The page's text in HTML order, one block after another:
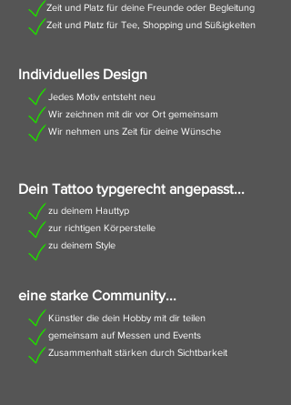
Zeit und Platz für deine Freunde oder Begleitung
Zeit und Platz für Tee, Shopping und Süßigkeiten
Individuelles Design
Jedes Motiv entsteht neu
Wir zeichnen mit dir vor Ort gemeinsam
Wir nehmen uns Zeit für deine Wünsche
Dein Tattoo typgerecht angepasst...
zu deinem Hauttyp
zur richtigen Körperstelle
zu deinem Style
eine starke Community...
Künstler die dein Hobby mit dir teilen
gemeinsam auf Messen und Events
Zusammenhalt stärken durch Sichtbarkeit